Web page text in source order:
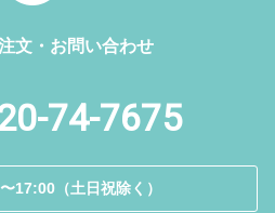
文・お問い合わせ
74-7675
17:00（土日祝除く）